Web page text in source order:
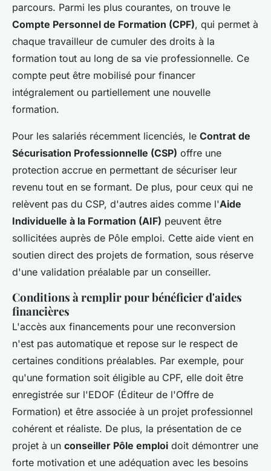
parcours. Parmi les plus courantes, on trouve le
Compte Personnel de Formation (CPF), qui permet à
chaque travailleur de cumuler des droits à la
formation tout au long de sa vie professionnelle. Ce
compte peut être mobilisé pour financer
intégralement ou partiellement une nouvelle
formation.
Pour les salariés récemment licenciés, le Contrat de
Sécurisation Professionnelle (CSP) offre une
protection accrue en permettant de sécuriser leur
revenu tout en se formant. De plus, pour ceux qui ne
relèvent pas du CSP, d'autres aides comme l'Aide
Individuelle à la Formation (AIF) peuvent être
sollicitées auprès de Pôle emploi. Cette aide vient en
soutien direct des projets de formation, sous réserve
d'une validation préalable par un conseiller.
Conditions à remplir pour bénéficier d'aides
financières
L'accès aux financements pour une reconversion
n'est pas automatique et repose sur le respect de
certaines conditions préalables. Par exemple, pour
qu'une formation soit éligible au CPF, elle doit être
enregistrée sur l'EDOF (Éditeur de l'Offre de
Formation) et être associée à un projet professionnel
cohérent et réaliste. De plus, la présentation de ce
projet à un conseiller Pôle emploi doit démontrer une
forte motivation et une adéquation avec les besoins